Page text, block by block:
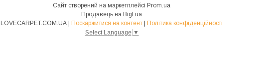
Сайт створений на маркетплейсі Prom.ua
Продавець на Bigl.ua
LOVECARPET.COM.UA | Поскаржитися на контент | Політика конфіденційності
Select Language ▼